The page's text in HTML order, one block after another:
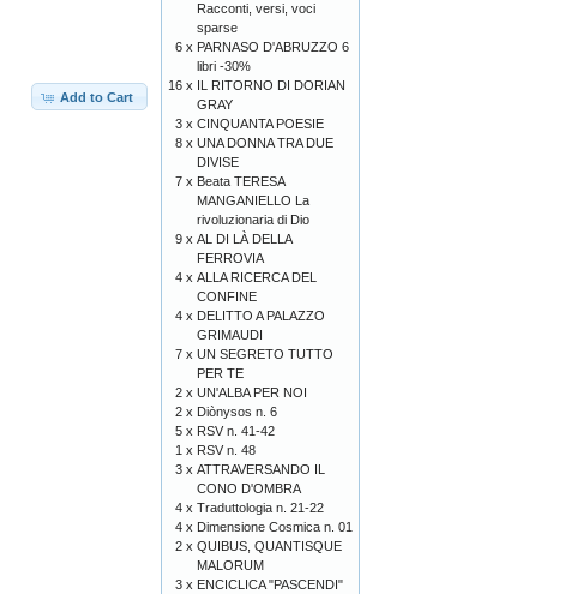
Add to Cart
Racconti, versi, voci
sparse
6 x PARNASO D'ABRUZZO 6
libri -30%
16 x IL RITORNO DI DORIAN
GRAY
3 x CINQUANTA POESIE
8 x UNA DONNA TRA DUE
DIVISE
7 x Beata TERESA
MANGANIELLO La
rivoluzionaria di Dio
9 x AL DI LÀ DELLA
FERROVIA
4 x ALLA RICERCA DEL
CONFINE
4 x DELITTO A PALAZZO
GRIMAUDI
7 x UN SEGRETO TUTTO
PER TE
2 x UN'ALBA PER NOI
2 x Diònysos n. 6
5 x RSV n. 41-42
1 x RSV n. 48
3 x ATTRAVERSANDO IL
CONO D'OMBRA
4 x Traduttologia n. 21-22
4 x Dimensione Cosmica n. 01
2 x QUIBUS, QUANTISQUE
MALORUM
3 x ENCICLICA "PASCENDI"